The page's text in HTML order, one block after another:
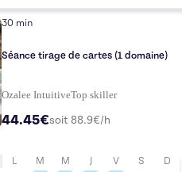
30 min
Séance tirage de cartes (1 domaine)
Ozalee IntuitiveTop skiller
44.45€soit 88.9€/h
L M M J V S D